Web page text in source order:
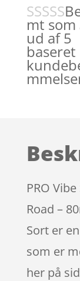
mt som
ud af 5
baseret
PRO
Road –
Sort er
som er
her på